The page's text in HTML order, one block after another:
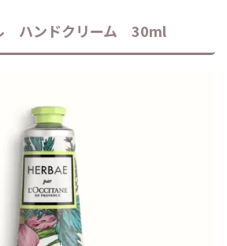
ハンドクリーム 30ml